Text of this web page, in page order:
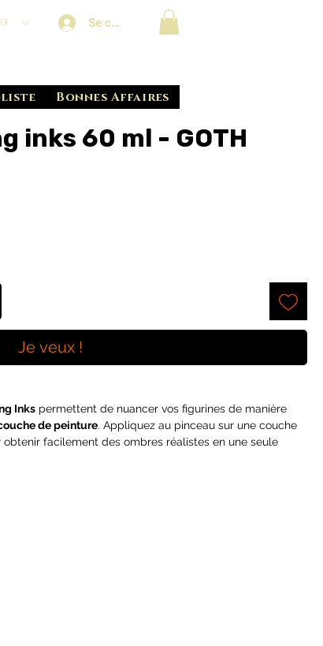
Se connecter
Bonnes Affaires
inks 60 ml - GOTH
Je veux !
Inks permettent de nuancer vos figurines de manière
de peinture. Appliquez au pinceau sur une couche
facilement des ombres réalistes en une seule
de